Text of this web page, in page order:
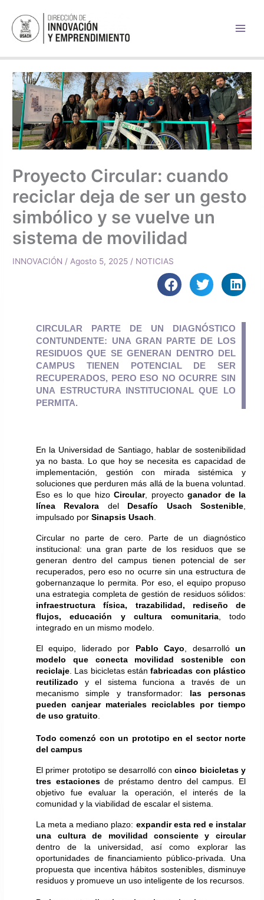
contenido
Proyecto Circular: cuando
reciclar deja de ser un gesto
simbólico y se vuelve un
sistema de movilidad
INNOVACIÓN /Agosto 5, 2025 / NOTICIAS
CIRCULAR PARTE DE UN DIAGNÓSTICO
CONTUNDENTE: UNA GRAN PARTE DE LOS
RESIDUOS QUE SE GENERAN DENTRO DEL
CAMPUS TIENEN POTENCIAL DE SER
RECUPERADOS, PERO ESO NO OCURRE SIN
UNA ESTRUCTURA INSTITUCIONAL QUE LO
PERMITA.
En la Universidad de Santiago, hablar de sostenibilidad
ya no basta. Lo que hoy se necesita es capacidad de
implementación, gestión con mirada sistémica y
soluciones que perduren más allá de la buena voluntad.
Eso es lo que hizo Circular, proyecto ganador de la
línea Revalora del Desafío Usach Sostenible,
impulsado por Sinapsis Usach.
Circular no parte de cero. Parte de un diagnóstico
institucional: una gran parte de los residuos que se
generan dentro del campus tienen potencial de ser
recuperados, pero eso no ocurre sin una estructura de
gobernanzaque lo permita. Por eso, el equipo propuso
infraestructura física, trazabilidad, rediseño de
flujos, educación y cultura comunitaria, todo
integrado en un mismo modelo.
El equipo, liderado por Pablo Cayo, desarrolló un
modelo que conecta movilidad sostenible con
reciclaje. Las bicicletas están fabricadas con plástico
reutilizado y el sistema funciona a través de un
mecanismo simple y transformador:
las personas
pueden canjear materiales reciclables por tiempo
de uso gratuito.
Todo comenzó con un prototipo en el sector norte
del campus
El primer prototipo se desarrolló con cinco bicicletas y
tres estaciones de préstamo dentro del campus. El
objetivo fue evaluar la operación, el interés de la
comunidad y la viabilidad de escalar el sistema.
La meta a mediano plazo: expandir esta red e instalar
una cultura de movilidad consciente y circular
dentro de la universidad, así como explorar las
oportunidades de financiamiento público-privada. Una
propuesta que incentiva hábitos sostenibles, disminuye
residuos y promueve un uso inteligente de los recursos.